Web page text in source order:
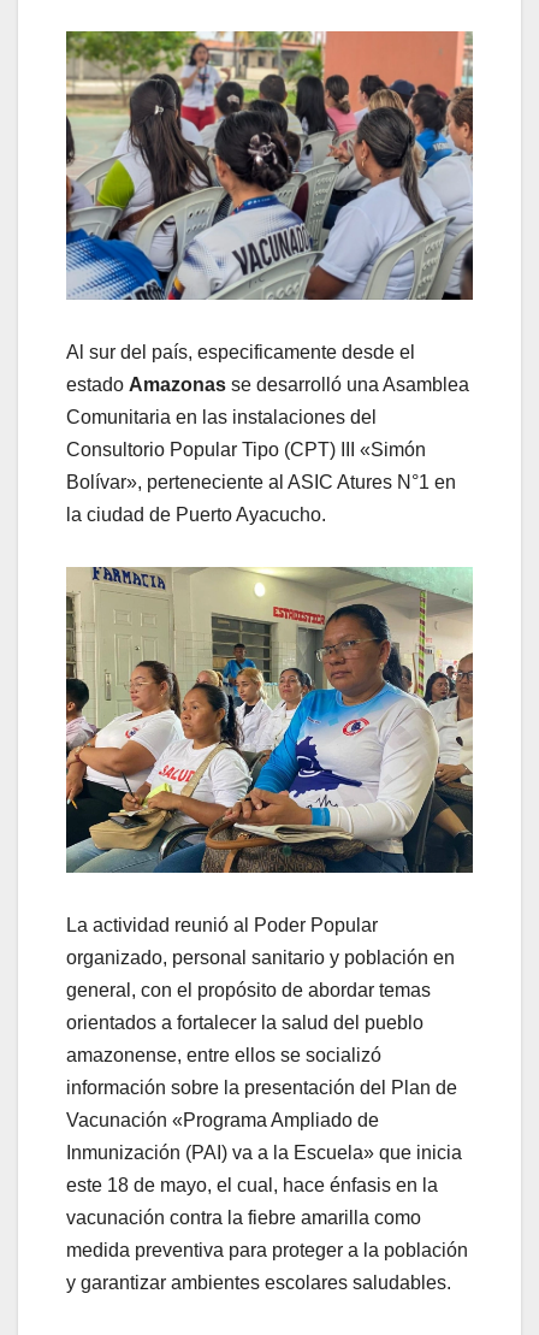
Al sur del país, especificamente desde el
estado Amazonas se desarrolló una Asamblea
Comunitaria en las instalaciones del
Consultorio Popular Tipo (CPT) III «Simón
Bolívar», perteneciente al ASIC Atures N°1 en
la ciudad de Puerto Ayacucho.
La actividad reunió al Poder Popular
organizado, personal sanitario y población en
general, con el propósito de abordar temas
orientados a fortalecer la salud del pueblo
amazonense, entre ellos se socializó
información sobre la presentación del Plan de
Vacunación «Programa Ampliado de
Inmunización (PAI) va a la Escuela» que inicia
este 18 de mayo, el cual, hace énfasis en la
vacunación contra la fiebre amarilla como
medida preventiva para proteger a la población
y garantizar ambientes escolares saludables.